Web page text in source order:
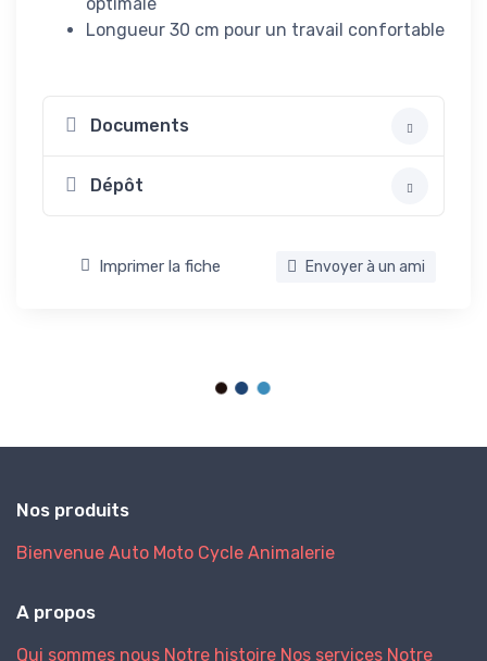
Longueur 30 cm pour un travail confortable
Documents
Dépôt
Imprimer la fiche Envoyer à un ami
Nos produits
Bienvenue Auto Moto Cycle Animalerie
A propos
Qui sommes nous Notre histoire Nos services Notre